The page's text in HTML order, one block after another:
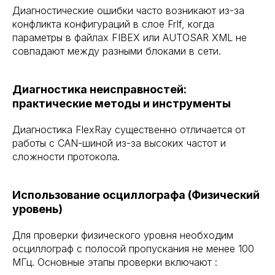
Диагностические ошибки часто возникают из-за
конфликта конфигураций в слое FrIf, когда
параметры в файлах FIBEX или AUTOSAR XML не
совпадают между разными блоками в сети.
Диагностика неисправностей:
практические методы и инструменты
Диагностика FlexRay существенно отличается от
работы с CAN-шиной из-за высоких частот и
сложности протокола.
Использование осциллографа (Физический
уровень)
Для проверки физического уровня необходим
осциллограф с полосой пропускания не менее 100
МГц. Основные этапы проверки включают :